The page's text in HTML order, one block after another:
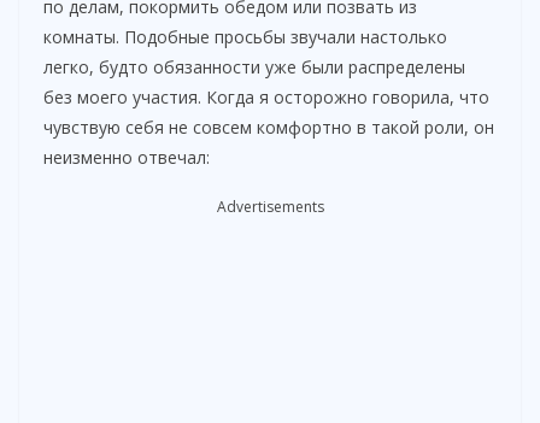
по делам, покормить обедом или позвать из
комнаты. Подобные просьбы звучали настолько
легко, будто обязанности уже были распределены
без моего участия. Когда я осторожно говорила, что
чувствую себя не совсем комфортно в такой роли, он
неизменно отвечал:
Advertisements